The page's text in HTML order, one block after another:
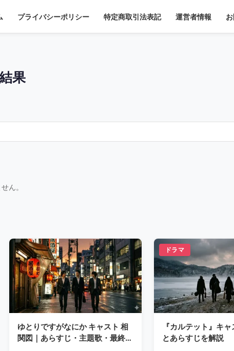
プライバシーポリシー 特定商取引法表記 運営者情報
果
ん。
ゆとりですがなにか キャスト 相
関図｜あらすじ・主題歌・最終回
ドラマ
『カルテット』キ
とあらすじを解説